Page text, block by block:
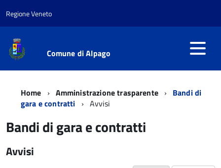
Regione Veneto
Comune di Alpago
Home Amministrazione trasparente
Bandi di
gara e contratti
Avvisi
Bandi di gara e contratti
Avvisi